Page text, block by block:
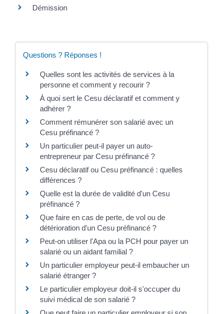
Démission
Questions ? Réponses !
Quelles sont les activités de services à la
personne et comment y recourir ?
À quoi sert le Cesu déclaratif et comment y
adhérer ?
Comment rémunérer son salarié avec un
Cesu préfinancé ?
Un particulier peut-il payer un auto-
entrepreneur par Cesu préfinancé ?
Cesu déclaratif ou Cesu préfinancé : quelles
différences ?
Quelle est la durée de validité d'un Cesu
préfinancé ?
Que faire en cas de perte, de vol ou de
détérioration d'un Cesu préfinancé ?
Peut-on utiliser l'Apa ou la PCH pour payer un
salarié ou un aidant familial ?
Un particulier employeur peut-il embaucher un
salarié étranger ?
Le particulier employeur doit-il s'occuper du
suivi médical de son salarié ?